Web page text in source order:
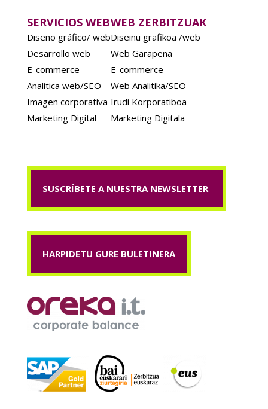
SERVICIOS WEB
Diseño gráfico/ web
Desarrollo web
E-commerce
Analítica web/SEO
Imagen corporativa
Marketing Digital
WEB ZERBITZUAK
Diseinu grafikoa /web
Web Garapena
E-commerce
Web Analitika/SEO
Irudi Korporatiboa
Marketing Digitala
SUSCRÍBETE A NUESTRA NEWSLETTER
HARPIDETU GURE BULETINERA